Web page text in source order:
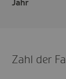
Jahr
Zahl der